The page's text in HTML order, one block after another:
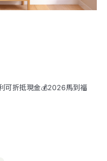
可折抵現金💰2026馬到福